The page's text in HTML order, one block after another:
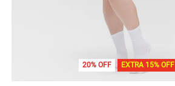
20% OFF EXTRA 15% OFF